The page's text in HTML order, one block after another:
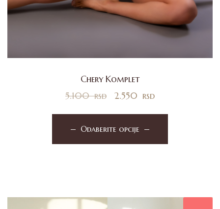
Chery Komplet
5.100rsd 2.550 rsd
Odaberite opcije